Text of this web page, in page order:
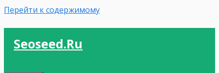
Перейти к содержимому
Seoseed.ru